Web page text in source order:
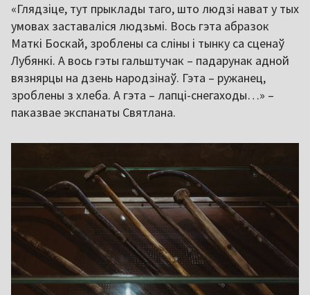
«Глядзіце, тут прыклады таго, што людзі нават у тых
умовах заставаліся людзьмі. Вось гэта абразок
Маткі Боскай, зроблены са сліны і тынку са сценаў
Лубянкі. А вось гэты гальштучак – падарунак адной
вязнярцы на дзень народзінаў. Гэта – ружанец,
зроблены з хлеба. А гэта – лапці-снегаходы…» –
паказвае экспанаты Святлана.